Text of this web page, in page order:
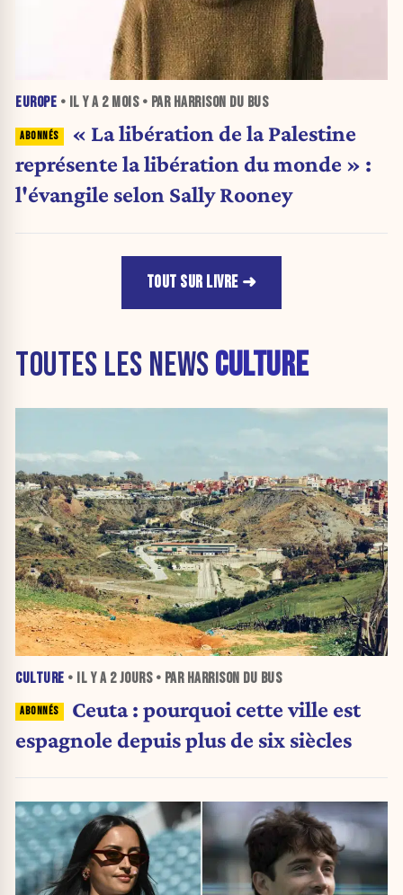
EUROPE • IL Y A 2 MOIS• PAR HARRISON DU BUS
« La libération de la Palestine
représente la libération du monde » :
l'évangile selon Sally Rooney
TOUT SUR LIVRE
TOUTES LES NEWSCULTURE
CULTURE • IL Y A 2 JOURS• PAR HARRISON DU BUS
Ceuta : pourquoi cette ville est
espagnole depuis plus de six siècles